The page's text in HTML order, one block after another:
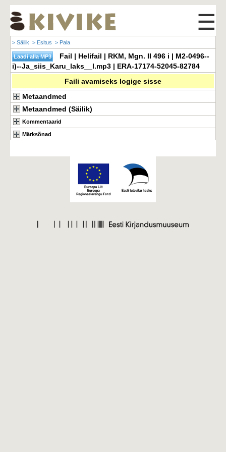
☰
> Säilik > Esitus > Pala
Fail | Helifail | RKM, Mgn. II 496 i | M2-0496--
i)--Ja_siis_Karu_laks__l.mp3 | ERA-17174-52045-82784
Faili avamiseks logige sisse
Metaandmed
Metaandmed (Säilik)
Kommentaarid
Märksõnad